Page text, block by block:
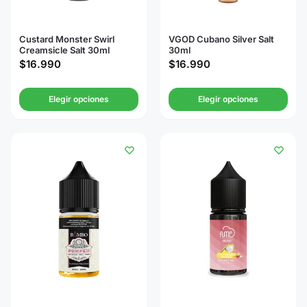
Custard Monster Swirl
Creamsicle Salt 30ml
$16.990
Elegir opciones
VGOD Cubano Silver Salt
30ml
$16.990
Elegir opciones